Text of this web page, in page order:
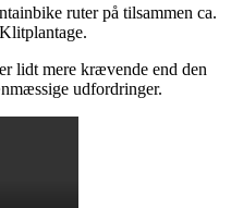
ruter på tilsammen ca.
lidt mere krævende end den
udfordringer.